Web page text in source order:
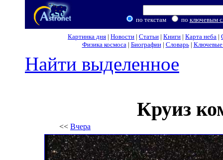
по текстам по ключевым
Картинка дня | Новости | Статьи | Книги | Карта неба |
Физика космоса| Биографии| Словарь| Ключевые
Найти выделенное
Круиз
<< Вчера